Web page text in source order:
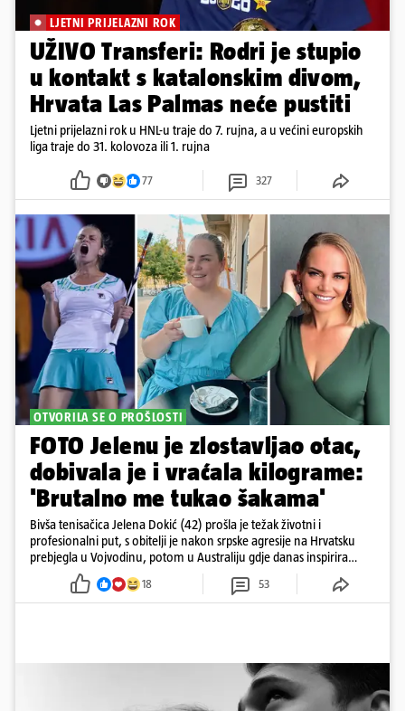
LJETNI PRIJELAZNI ROK
UŽIVO Transferi: Rodri je stupio
u kontakt s katalonskim divom,
Hrvata Las Palmas neće pustiti
Ljetni prijelazni rok u HNL-u traje do 7. rujna, a u većini europskih
liga traje do 31. kolovoza ili 1. rujna
77 327
OTVORILA SE O PROŠLOSTI
FOTO Jelenu je zlostavljao otac,
dobivala je i vraćala kilograme:
'Brutalno me tukao šakama'
Bivša tenisačica Jelena Dokić (42) prošla je težak životni i
profesionalni put, s obitelji je nakon srpske agresije na Hrvatsku
prebjegla u Vojvodinu, potom u Australiju gdje danas inspirira
18 53